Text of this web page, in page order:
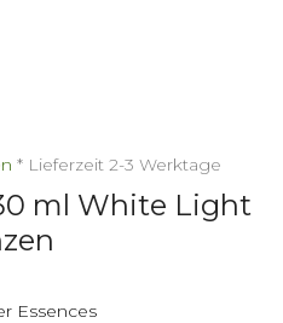
* Lieferzeit 2-3 Werktage
ml White Light
Essences